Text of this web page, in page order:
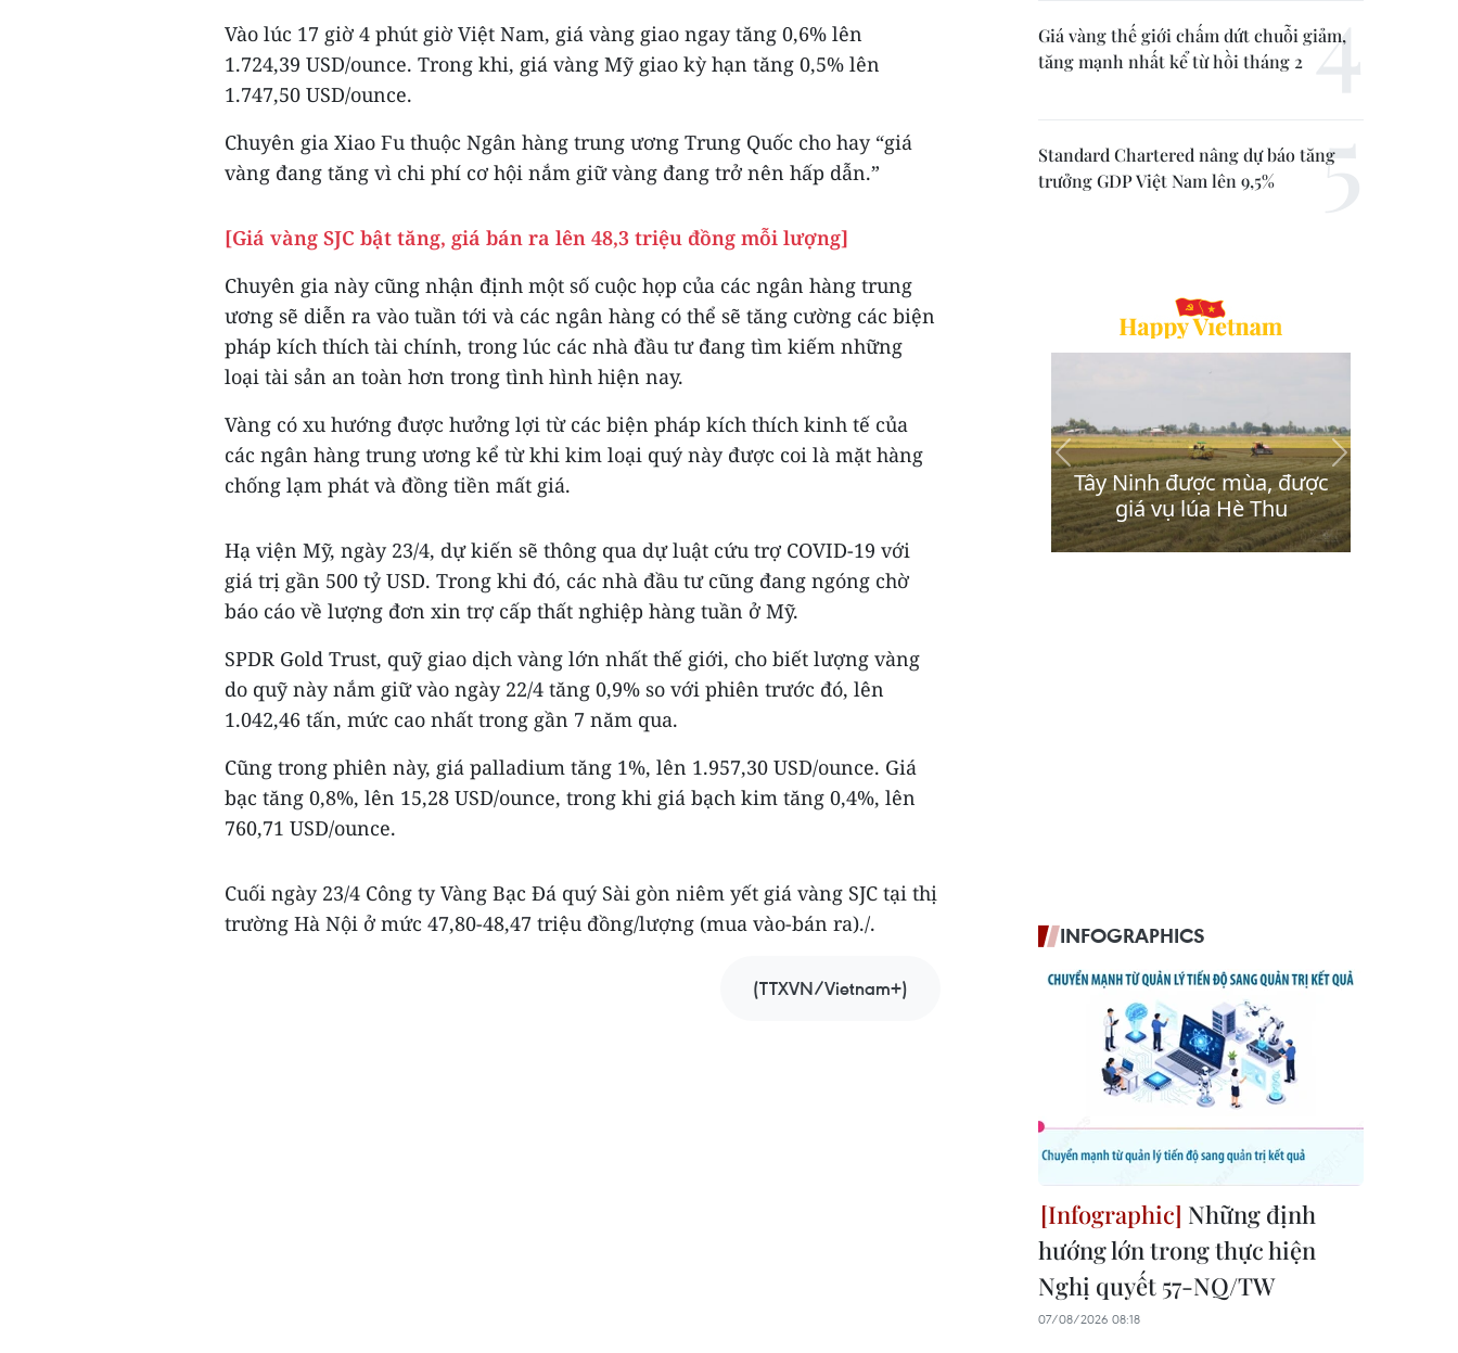
Vào lúc 17 giờ 4 phút giờ Việt Nam, giá vàng giao ngay tăng 0,6% lên
1.724,39 USD/ounce. Trong khi, giá vàng Mỹ giao kỳ hạn tăng 0,5% lên
1.747,50 USD/ounce.
Chuyên gia Xiao Fu thuộc Ngân hàng trung ương Trung Quốc cho hay “giá
vàng đang tăng vì chi phí cơ hội nắm giữ vàng đang trở nên hấp dẫn.”
[Giá vàng SJC bật tăng, giá bán ra lên 48,3 triệu đồng mỗi lượng]
Chuyên gia này cũng nhận định một số cuộc họp của các ngân hàng trung
ương sẽ diễn ra vào tuần tới và các ngân hàng có thể sẽ tăng cường các biện
pháp kích thích tài chính, trong lúc các nhà đầu tư đang tìm kiếm những
loại tài sản an toàn hơn trong tình hình hiện nay.
Vàng có xu hướng được hưởng lợi từ các biện pháp kích thích kinh tế của
các ngân hàng trung ương kể từ khi kim loại quý này được coi là mặt hàng
chống lạm phát và đồng tiền mất giá.
Hạ viện Mỹ, ngày 23/4, dự kiến sẽ thông qua dự luật cứu trợ COVID-19 với
giá trị gần 500 tỷ USD. Trong khi đó, các nhà đầu tư cũng đang ngóng chờ
báo cáo về lượng đơn xin trợ cấp thất nghiệp hàng tuần ở Mỹ.
SPDR Gold Trust, quỹ giao dịch vàng lớn nhất thế giới, cho biết lượng vàng
do quỹ này nắm giữ vào ngày 22/4 tăng 0,9% so với phiên trước đó, lên
1.042,46 tấn, mức cao nhất trong gần 7 năm qua.
Cũng trong phiên này, giá palladium tăng 1%, lên 1.957,30 USD/ounce. Giá
bạc tăng 0,8%, lên 15,28 USD/ounce, trong khi giá bạch kim tăng 0,4%, lên
760,71 USD/ounce.
Cuối ngày 23/4 Công ty Vàng Bạc Đá quý Sài gòn niêm yết giá vàng SJC tại thị
trường Hà Nội ở mức 47,80-48,47 triệu đồng/lượng (mua vào-bán ra)./.
(TTXVN/Vietnam+)
Giá vàng thế giới chấm dứt chuỗi giảm,
tăng mạnh nhất kể từ hồi tháng 2
Standard Chartered nâng dự báo tăng
trưởng GDP Việt Nam lên 9,5%
INFOGRAPHICS
Những định
hướng lớn trong thực hiện
Nghị quyết 57-NQ/TW
07/08/2026 08:18